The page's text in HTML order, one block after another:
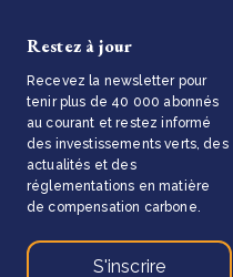
Restez à jour
Recevez la newsletter pour
tenir plus de 40 000 abonnés
au courant et restez informé
des investissements verts, des
actualités et des
réglementations en matière
de compensation carbone.
S'inscrire